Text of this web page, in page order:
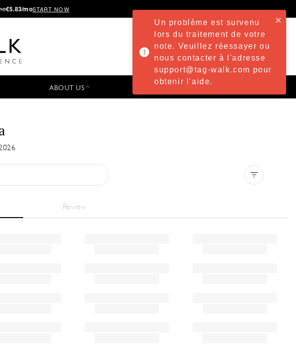
€5.83/moSTART NOW
ABOUT US
Review
Un problème est survenu
lors du traitement de votre
note. Veuillez réessayer ou
nous contacter à l'adresse
support@tag-walk.com pour
obtenir l'aide.